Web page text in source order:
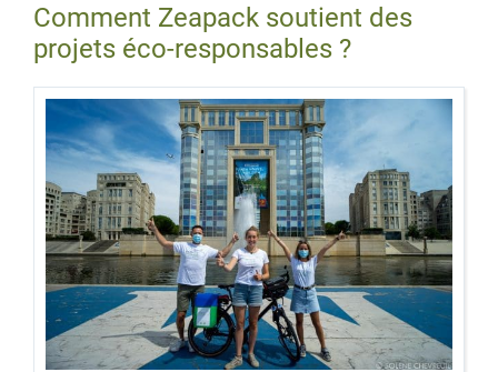
Comment Zeapack soutient des
projets éco-responsables ?